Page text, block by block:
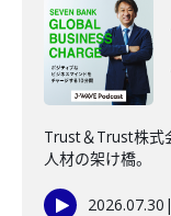
Trust＆Trust株式
人材の架け橋。
2026.07.30 |